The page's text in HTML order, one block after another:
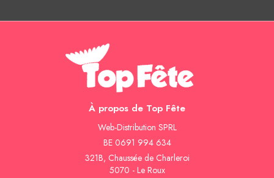
À propos de Top Fête
Web-Distribution SPRL
BE 0691 994 634
321B, Chaussée de Charleroi
5070 - Le Roux